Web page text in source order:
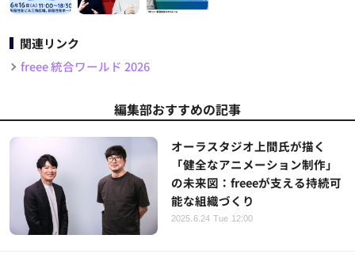
関連リンク
freee 統合ワールド 2026
編集部おすすめの記事
オーラスタジオ上間氏が描く
「健全なアニメーション制作」
の未来図：freeeが支える持続可
能な組織づくり
2025.6.24 Tue 12:00